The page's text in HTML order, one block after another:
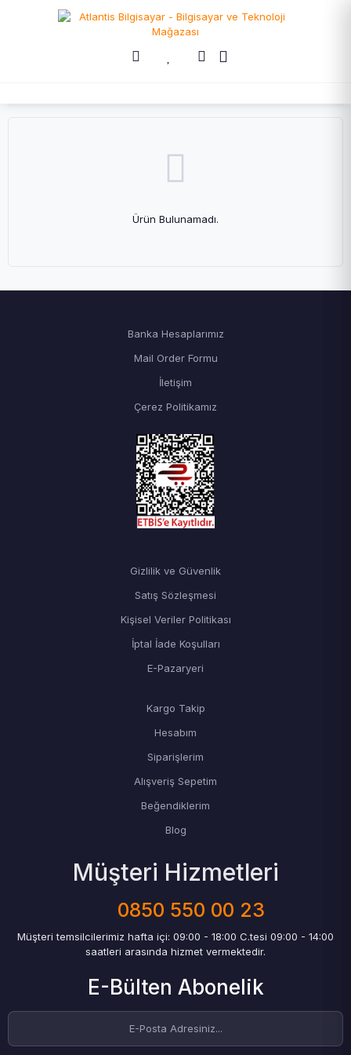
Ürün Bulunamadı.
Banka Hesaplarımız
Mail Order Formu
İletişim
Çerez Politikamız
Gizlilik ve Güvenlik
Satış Sözleşmesi
Kişisel Veriler Politikası
İptal İade Koşulları
E-Pazaryeri
Kargo Takip
Hesabım
Siparişlerim
Alışveriş Sepetim
Beğendiklerim
Blog
Müşteri Hizmetleri
0850 550 00 23
Müşteri temsilcilerimiz hafta içi: 09:00 - 18:00 C.tesi 09:00 - 14:00
saatleri arasında hizmet vermektedir.
E-Bülten Abonelik